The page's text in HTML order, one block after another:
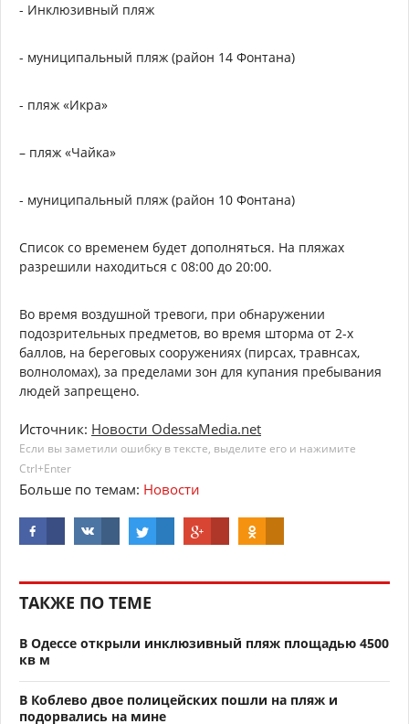
- Инклюзивный пляж
- муниципальный пляж (район 14 Фонтана)
- пляж «Икра»
– пляж «Чайка»
- муниципальный пляж (район 10 Фонтана)
Список со временем будет дополняться. На пляжах
разрешили находиться с 08:00 до 20:00.
Во время воздушной тревоги, при обнаружении
подозрительных предметов, во время шторма от 2-х
баллов, на береговых сооружениях (пирсах, травнсах,
волноломах), за пределами зон для купания пребывания
людей запрещено.
Источник: Новости OdessaMedia.net
Если вы заметили ошибку в тексте, выделите его и нажимите
Ctrl+Enter
Больше по темам: Новости
ТАКЖЕ ПО ТЕМЕ
В Одессе открыли инклюзивный пляж площадью 4500
кв м
В Коблево двое полицейских пошли на пляж и
подорвались на мине